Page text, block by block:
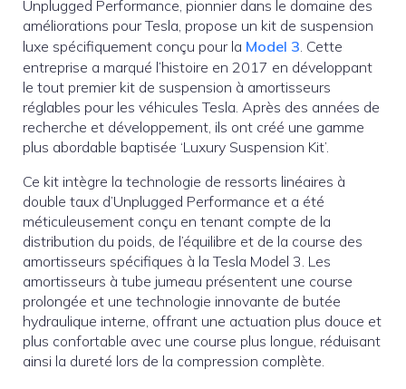
Unplugged Performance, pionnier dans le domaine des
améliorations pour Tesla, propose un kit de suspension
luxe spécifiquement conçu pour la Model 3. Cette
entreprise a marqué l’histoire en 2017 en développant
le tout premier kit de suspension à amortisseurs
réglables pour les véhicules Tesla. Après des années de
recherche et développement, ils ont créé une gamme
plus abordable baptisée ‘Luxury Suspension Kit’.
Ce kit intègre la technologie de ressorts linéaires à
double taux d’Unplugged Performance et a été
méticuleusement conçu en tenant compte de la
distribution du poids, de l’équilibre et de la course des
amortisseurs spécifiques à la Tesla Model 3. Les
amortisseurs à tube jumeau présentent une course
prolongée et une technologie innovante de butée
hydraulique interne, offrant une actuation plus douce et
plus confortable avec une course plus longue, réduisant
ainsi la dureté lors de la compression complète.